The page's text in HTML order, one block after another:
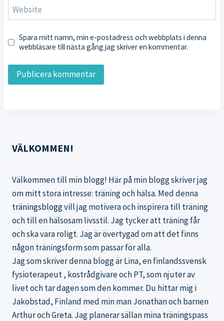
Website
Spara mitt namn, min e-postadress och webbplats i denna
webbläsare till nästa gång jag skriver en kommentar.
VÄLKOMMEN!
Välkommen till min blogg! Här på min blogg skriver jag
om mitt stora intresse: träning och hälsa. Med denna
träningsbloggvill jag motivera och inspirera till träning
och till en hälsosam livsstil. Jag tycker att träning får
och ska vara roligt. Jag är övertygad om att det finns
någon träningsform som passar för alla.
Jag som skriver denna blogg är Lina, en finlandssvensk
fysioterapeut , kostrådgivare och PT, som njuter av
livet och tar dagen som den kommer. Du hittar mig i
Jakobstad, Finland med min man Jonathan och barnen
Arthur och Greta. Jag planerar sällan mina träningspass